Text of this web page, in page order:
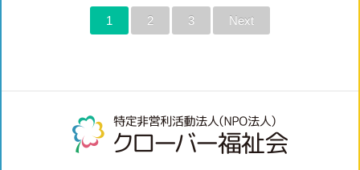
1 2 3 Next